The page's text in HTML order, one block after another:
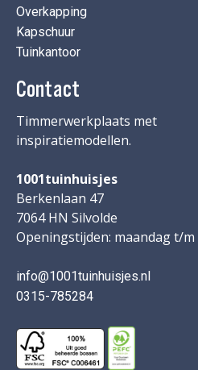
Overkapping
Kapschuur
Tuinkantoor
Contact
Timmerwerkplaats met
inspiratiemodellen.
1001tuinhuisjes
Berkenlaan 47
7064 HN Silvolde
Openingstijden: maandag t/m
info@1001tuinhuisjes.nl
0315-785284